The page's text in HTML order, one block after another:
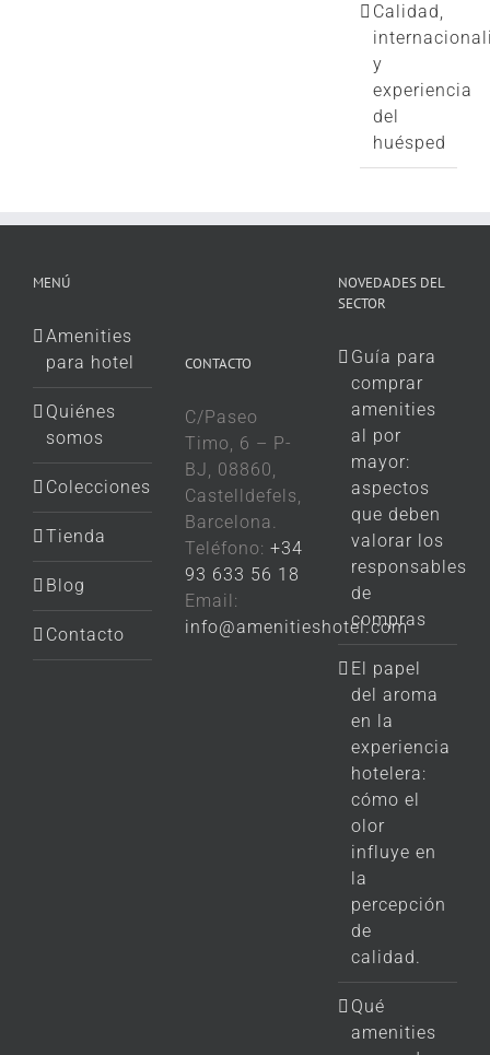
Calidad,
y
experiencia
del
huésped
MENÚ
Amenities
para hotel
Quiénes
somos
Colecciones
Tienda
Blog
Contacto
CONTACTO
C/Paseo
Timo, 6 – P-
BJ, 08860,
Castelldefels,
Barcelona.
Teléfono:+34
93 633 56 18
Email:
info@amenitieshotel.com
NOVEDADES DEL
SECTOR
Guía para
comprar
amenities
al por
mayor:
aspectos
que deben
valorar los
responsables
de
compras
El papel
del aroma
en la
experiencia
hotelera:
cómo el
olor
influye en
la
percepción
de
calidad.
Qué
amenities